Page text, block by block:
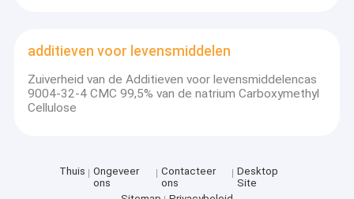
additieven voor levensmiddelen
Zuiverheid van de Additieven voor levensmiddelencas
9004-32-4 CMC 99,5% van de natrium Carboxymethyl
Cellulose
Thuis
Ongeveer
ons
Contacteer
ons
Desktop
Site